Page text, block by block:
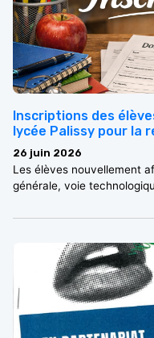
Inscriptions des
lycée Palissy pour la
26 juin 2026
Les élèves nouvellement
générale, voie